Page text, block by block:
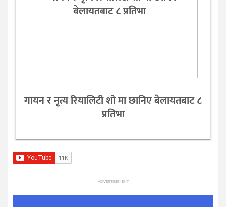
गायन र नृत्य रियालिटी शो मा छानिए बेलायतबाट ८
प्रतिभा
ADVERTISEMENT